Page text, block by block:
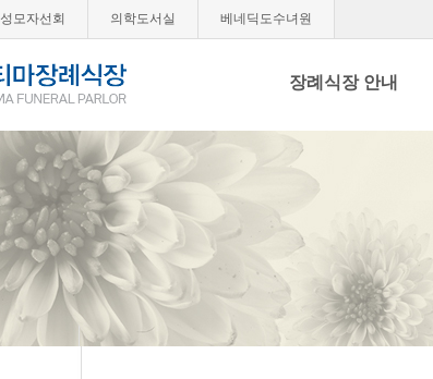
성모자선회 의학도서실 베네딕도수녀원
장례식장 안내